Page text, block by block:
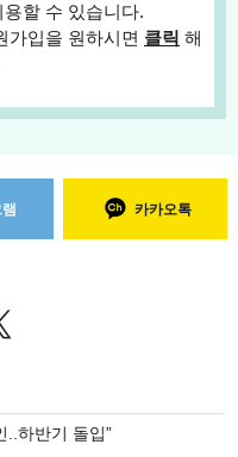
할 수 있습니다.
가입을 원하시면 클릭 해
카카오톡
..하반기 돌입”